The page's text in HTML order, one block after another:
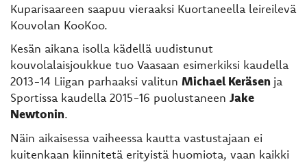
Kuparisaareen saapuu vieraaksi Kuortaneella leireilevä
Kouvolan KooKoo.
Kesän aikana isolla kädellä uudistunut
kouvolalaisjoukkue tuo Vaasaan esimerkiksi kaudella
2013-14 Liigan parhaaksi valitun Michael Keräsen ja
Sportissa kaudella 2015-16 puolustaneen Jake
Newtonin.
Näin aikaisessa vaiheessa kautta vastustajaan ei
kuitenkaan kiinnitetä erityistä huomiota, vaan kaikki